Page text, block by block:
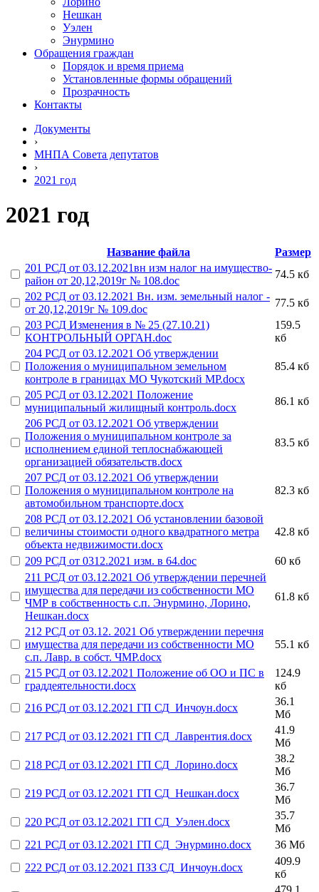
Нешкан
Уэлен
Энурмино
Обращения граждан
Порядок и время приема
Установленные формы обращений
Прозрачность
Контакты
Документы
›
МНПА Совета депутатов
›
2021 год
2021 год
Название файла
Размер
201 РСД от 03.12.2021вн изм налог на имущество-
район от 20,12,2019г № 108.doc
74.5 кб
202 РСД от 03.12.2021 Вн. изм. земельный налог -
от 20,12,2019г № 109.doc
77.5 кб
203 РСД Изменения в № 25 (27.10.21)
КОНТРОЛЬНЫЙ ОРГАН.doc
159.5
кб
204 РСД от 03.12.2021 Об утверждении
Положения о муниципальном земельном
контроле в границах МО Чукотский МР.docx
85.4 кб
205 РСД от 03.12.2021 Положение
муниципальный жилищный контроль.docx
86.1 кб
206 РСД от 03.12.2021 Об утверждении
Положения о муниципальном контроле за
исполнением единой теплоснабжающей
организацией обязательств.docx
83.5 кб
207 РСД от 03.12.2021 Об утверждении
Положения о муниципальном контроле на
автомобильном транспорте.docx
82.3 кб
208 РСД от 03.12.2021 Об установлении базовой
величины стоимости одного квадратного метра
объекта недвижимости.docx
42.8 кб
209 РСД от 0312.2021 изм. в 64.doc
60 кб
211 РСД от 03.12.2021 Об утверждении перечней
имущества для передачи из собственности МО
ЧМР в собственность с.п. Энурмино, Лорино,
Нешкан.docx
61.8 кб
212 РСД от 03.12. 2021 Об утверждении перечня
имущества для передачи из собственности МО
с.п. Лавр. в собст. ЧМР.docx
55.1 кб
215 РСД от 03.12.2021 Положение об ОО и ПС в
граддеятельности.docx
124.9
кб
216 РСД от 03.12.2021 ГП СД_Инчоун.docx
36.1
Мб
217 РСД от 03.12.2021 ГП СД_Лаврентия.docx
41.9
Мб
218 РСД от 03.12.2021 ГП СД_Лорино.docx
38.2
Мб
219 РСД от 03.12.2021 ГП СД_Нешкан.docx
36.7
Мб
220 РСД от 03.12.2021 ГП СД_Уэлен.docx
35.7
Мб
221 РСД от 03.12.2021 ГП СД_Энурмино.docx
36 Мб
222 РСД от 03.12.2021 ПЗЗ СД_Инчоун.docx
409.9
кб
479.1